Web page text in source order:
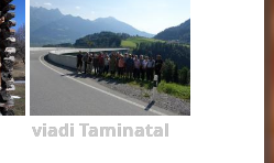
viadi Taminatal